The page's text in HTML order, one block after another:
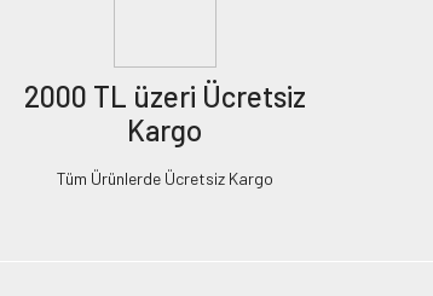
2000 TL üzeri Ücretsiz
Kargo
Tüm Ürünlerde Ücretsiz Kargo